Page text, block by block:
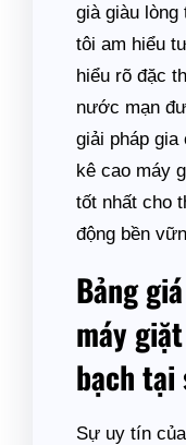
già giàu lòng
tôi am hiểu
hiểu rõ đặc
nước mạn
giải pháp
kê cao máy
tốt nhất cho
động bền
Bảng
máy
bạch tại
Sự uy tín